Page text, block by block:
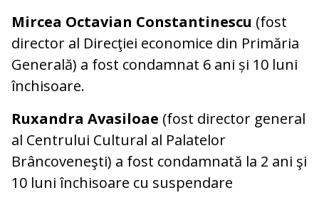
Mircea Octavian Constantinescu (fost
director al Direcţiei economice din Primăria
Generală) a fost condamnat 6 ani și 10 luni
închisoare.
Ruxandra Avasiloae (fost director general
al Centrului Cultural al Palatelor
Brâncoveneşti) a fost condamnată la 2 ani şi
10 luni închisoare cu suspendare